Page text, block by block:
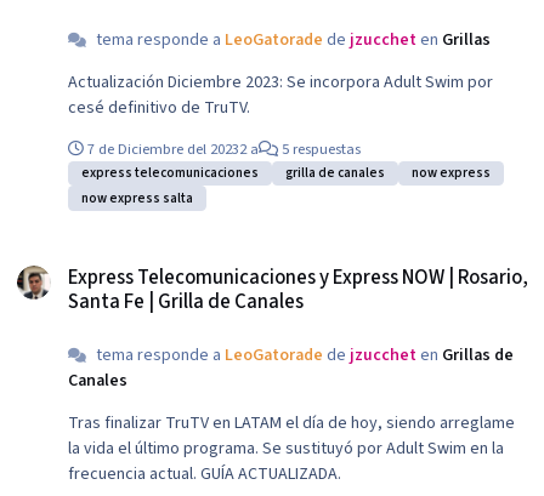
tema responde a LeoGatorade dejzuccheten Grillas
Actualización Diciembre 2023: Se incorpora Adult Swim por
cesé definitivo de TruTV.
7 de Diciembre del 20232 a 5 respuestas
express telecomunicaciones grilla de canales
now express
now express salta
Express Telecomunicaciones y Express NOW | Rosario,
Santa Fe | Grilla de Canales
tema responde a LeoGatorade de jzuccheten Grillas de
Canales
Tras finalizar TruTV en LATAM el día de hoy, siendo arreglame
la vida el último programa. Se sustituyó por Adult Swim en la
frecuencia actual. GUÍA ACTUALIZADA.